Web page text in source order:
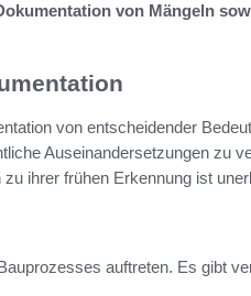
von Mängeln
von entscheidender
Auseinandersetzungen zu
ihrer frühen Erkennung ist
auftreten. Es gibt